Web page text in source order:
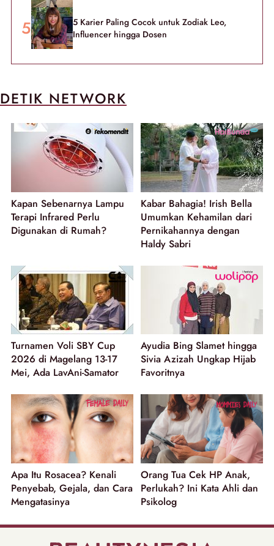
5 Karier Paling Cocok untuk Zodiak Leo,
Influencer hingga Dosen
DETIK NETWORK
Kapan Sebenarnya Lampu
Terapi Infrared Perlu
Digunakan di Rumah?
Kabar Bahagia! Irish Bella
Umumkan Kehamilan dari
Pernikahannya dengan
Haldy Sabri
Turnamen Voli SBY Cup
2026 di Magelang 13-17
Mei, Ada LavAni-Samator
Ayudia Bing Slamet hingga
Sivia Azizah Ungkap Hijab
Favoritnya
Apa Itu Rosacea? Kenali
Penyebab, Gejala, dan Cara
Mengatasinya
Orang Tua Cek HP Anak,
Perlukah? Ini Kata Ahli dan
Psikolog